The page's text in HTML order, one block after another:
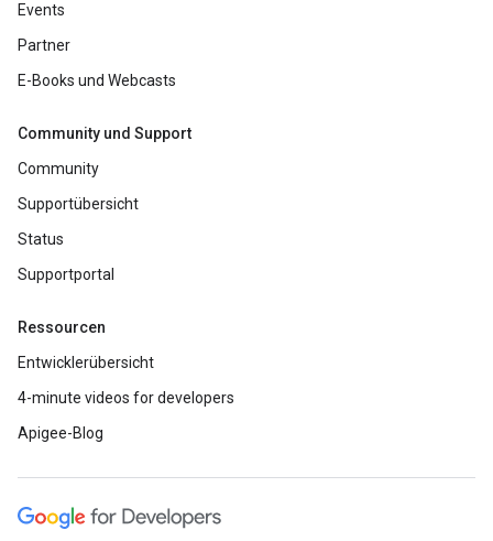
Events
Partner
E-Books und Webcasts
Community und Support
Community
Supportübersicht
Status
Supportportal
Ressourcen
Entwicklerübersicht
4-minute videos for developers
Apigee-Blog